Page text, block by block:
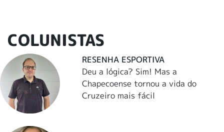
COLUNISTAS
RESENHA ESPORTIVA
Deu a lógica? Sim! Mas a
Chapecoense tornou a vida do
Cruzeiro mais fácil